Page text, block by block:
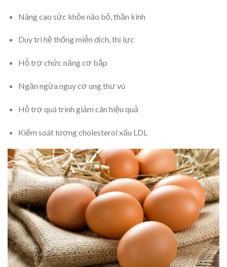
Nâng cao sức khỏe não bộ, thần kinh
Duy trì hệ thống miễn dịch, thị lực
Hỗ trợ chức năng cơ bắp
Ngăn ngừa nguy cơ ung thư vú
Hỗ trợ quá trình giảm cân hiệu quả
Kiểm soát lượng cholesterol xấu LDL